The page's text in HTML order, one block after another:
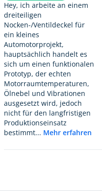
Hey, ich arbeite an einem
dreiteiligen
Nocken-/Ventildeckel für
ein kleines
Automotorprojekt,
hauptsächlich handelt es
sich um einen funktionalen
Prototyp, der echten
Motorraumtemperaturen,
Ölnebel und Vibrationen
ausgesetzt wird, jedoch
nicht für den langfristigen
Produktionseinsatz
bestimmt... Mehr erfahren